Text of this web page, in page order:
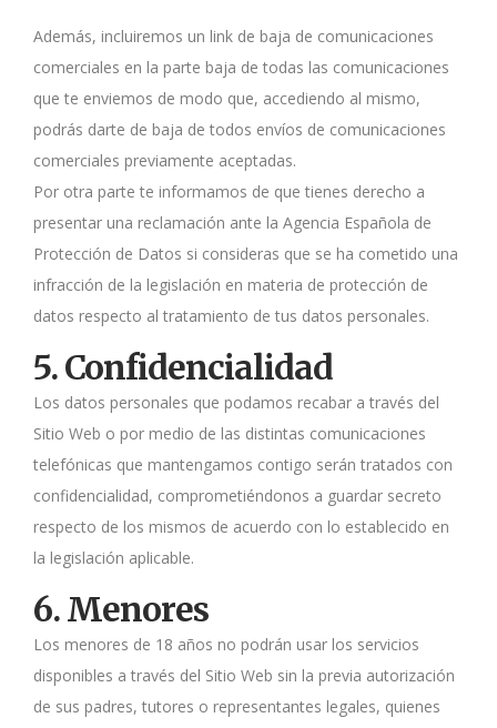
Además, incluiremos un link de baja de comunicaciones
comerciales en la parte baja de todas las comunicaciones
que te enviemos de modo que, accediendo al mismo,
podrás darte de baja de todos envíos de comunicaciones
comerciales previamente aceptadas.
Por otra parte te informamos de que tienes derecho a
presentar una reclamación ante la Agencia Española de
Protección de Datos si consideras que se ha cometido una
infracción de la legislación en materia de protección de
datos respecto al tratamiento de tus datos personales.
5. Confidencialidad
Los datos personales que podamos recabar a través del
Sitio Web o por medio de las distintas comunicaciones
telefónicas que mantengamos contigo serán tratados con
confidencialidad, comprometiéndonos a guardar secreto
respecto de los mismos de acuerdo con lo establecido en
la legislación aplicable.
6. Menores
Los menores de 18 años no podrán usar los servicios
disponibles a través del Sitio Web sin la previa autorización
de sus padres, tutores o representantes legales, quienes